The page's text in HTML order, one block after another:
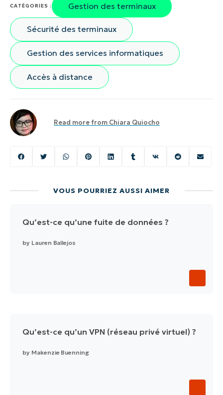
CATÉGORIES : Gestion des terminaux
Sécurité des terminaux
Gestion des services informatiques
Accès à distance
Read more from Chiara Quiocho
VOUS POURRIEZ AUSSI AIMER
Qu’est-ce qu’une fuite de données ?
by Lauren Ballejos
Qu’est-ce qu’un VPN (réseau privé virtuel) ?
by Makenzie Buenning